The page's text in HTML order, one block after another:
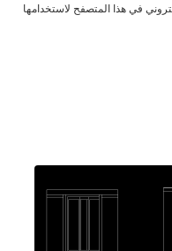
في هذا المتصفح لاستخدامها